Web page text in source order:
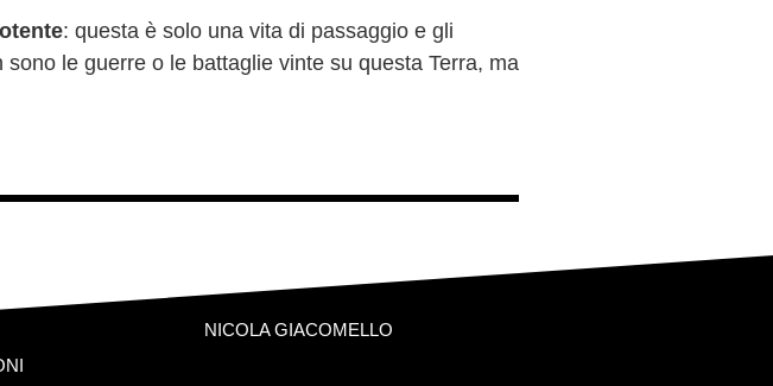
: questa è solo una vita di passaggio e gli
sono le guerre o le battaglie vinte su questa Terra, ma
NICOLA GIACOMELLO